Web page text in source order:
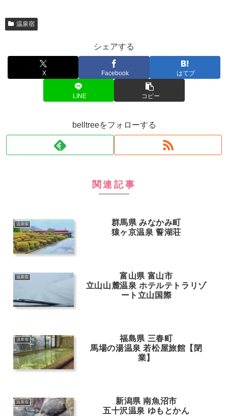
温泉宿
シェアする
X Facebook はてブ
LINE コピー
belltreeをフォローする
関連記事
温泉宿
群馬県 みなかみ町
猿ヶ京温泉 誓湖荘
温泉宿
富山県 富山市
立山山麓温泉 ホテルテトラリゾ
ート立山国際
温泉宿
福島県 三春町
馬場の湯温泉 若松屋旅館【閉
業】
温泉宿
新潟県 南魚沼市
五十沢温泉 ゆもとかん